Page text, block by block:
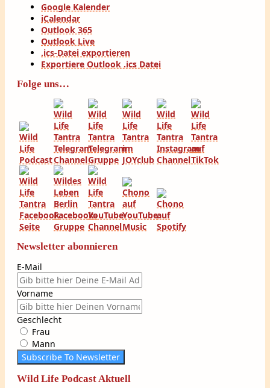
Google Kalender
iCalendar
Outlook 365
Outlook Live
.ics-Datei exportieren
Exportiere Outlook .ics Datei
Folge uns…
Newsletter abonnieren
E-Mail
Vorname
Geschlecht
Frau
Mann
Subscribe To Newsletter
Wild Life Podcast Aktuell